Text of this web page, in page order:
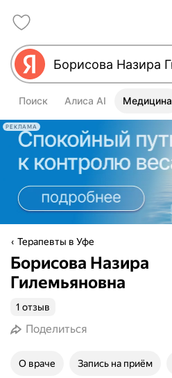
Поиск Алиса AI Медицина
РЕКЛАМА
Терапевты в Уфе
Борисова Назира
Гилемьяновна
1 отзыв
Поделиться
О враче Запись на приём